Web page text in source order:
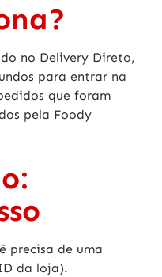
no Delivery Direto,
para entrar na
que foram
pela Foody
precisa de uma
da loja).